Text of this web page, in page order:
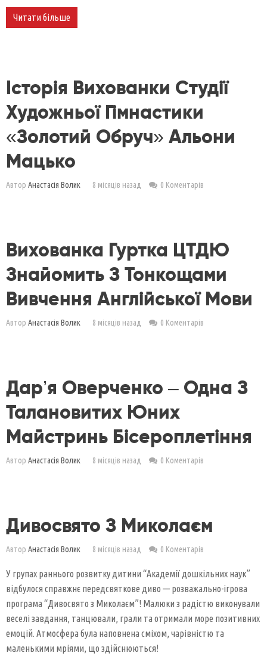
Читати більше
Історія Вихованки Студії
Художньої Гімнастики
«Золотий Обруч» Альони
Мацько
Автор Анастасія Волик 8 місяців назад 0 Коментарів
Вихованка Гуртка ЦТДЮ
Знайомить З Тонкощами
Вивчення Англійської Мови
Автор Анастасія Волик 8 місяців назад 0 Коментарів
Дар’я Оверченко – Одна З
Талановитих Юних
Майстринь Бісероплетіння
Автор Анастасія Волик 8 місяців назад 0 Коментарів
Дивосвято З Миколаєм
Автор Анастасія Волик 8 місяців назад 0 Коментарів
У групах раннього розвитку дитини “Академії дошкільних наук”
відбулося справжнє передсвяткове диво — розважально-ігрова
програма “Дивосвято з Миколаєм”! Малюки з радістю виконували
веселі завдання, танцювали, грали та отримали море позитивних
емоцій. Атмосфера була наповнена сміхом, чарівністю та
маленькими мріями, що здійснюються!